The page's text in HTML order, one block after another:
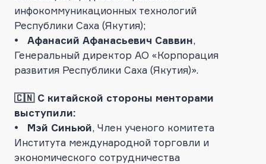
инфокоммуникационных технологий
Республики Саха (Якутия);
• Афанасий Афанасьевич Саввин,
Генеральный директор АО «Корпорация
развития Республики Саха (Якутия)».
🇨🇳 С китайской стороны менторами
выступили:
• Мэй Синьюй, Член ученого комитета
Института международной торговли и
экономического сотрудничества